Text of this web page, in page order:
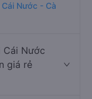
Cái Nước - Cà
Cái Nước
giá rẻ